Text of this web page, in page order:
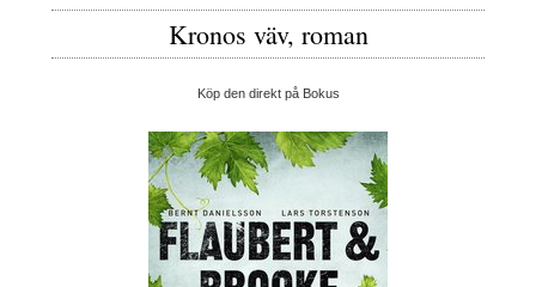
Kronos väv, roman
Köp den direkt på Bokus